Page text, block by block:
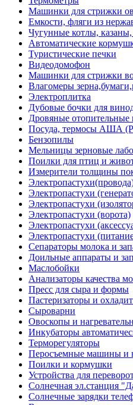
Машинки для стрижки
Емкости, фляги из
Чугунные котлы,
Автоматические
Туристические печки
Видеодомофон
Машинки для стрижки
Влагомеры
Электроплитка
Дубовые бочки для
Дровяные отопительные
Посуда, термосы АША
Бензопилы
Мельницы зерновые
Поилки для птиц и
Измерители толщины
Электропастухи
Электропастухи
Электропастухи (ворота)
Электропастухи
Электропастухи
Сепараторы молока и
Доильные аппараты и
Маслобойки
Анализаторы качества
Пресс для сыра и формы
Пастеризаторы и
Сыроварни
Овоскопы и
Инкубаторы
Терморегуляторы
Перосъемные машины и
Поилки и кормушки
Устройства для
Солнечная эл.станция
Солнечные зарядки